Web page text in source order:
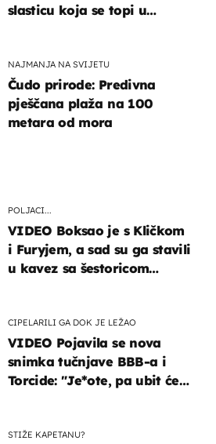
POLJACI...
VIDEO Boksao je s Kličkom
i Furyjem, a sad su ga stavili
u kavez sa šestoricom
CIPELARILI GA DOK JE LEŽAO
VIDEO Pojavila se nova
snimka tučnjave BBB-a i
Torcide: "Je*ote, pa ubit će
STIŽE KAPETANU?
slasticu koja se topi u
NAJMANJA NA SVIJETU
Čudo prirode: Predivna
pješčana plaža na 100
metara od mora